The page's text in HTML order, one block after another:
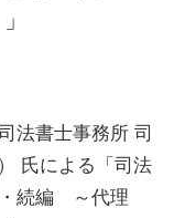
法書士事務所 司
氏による「司法
・続編 ～代理